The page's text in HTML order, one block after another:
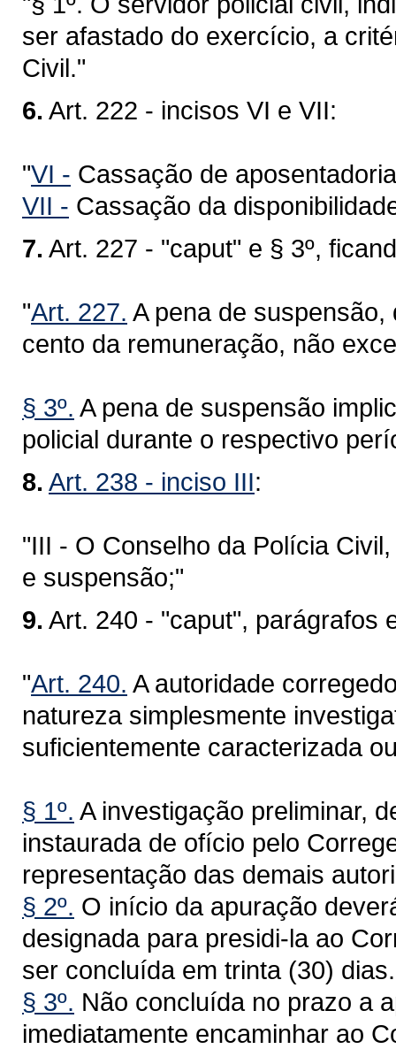
ser afastado do exercício, a
Civil."
6. Art. 222 - incisos VI e VII:
"VI - Cassação de
VII - Cassação da
7. Art. 227 - "caput" e § 3º,
"Art. 227. A pena de
cento da remuneração, não
§ 3º. A pena de suspensão
policial durante o respectivo
8. Art. 238 - inciso III:
"III - O Conselho da Polícia
e suspensão;"
9. Art. 240 - "caput", parágrafos
"Art. 240. A autoridade
natureza simplesmente
suficientemente caracterizada
§ 1º. A investigação preliminar,
instaurada de ofício pelo
representação das demais
§ 2º. O início da apuração
designada para presidi-la ao
ser concluída em trinta (30) dias.
§ 3º. Não concluída no prazo a
imediatamente encaminhar ao